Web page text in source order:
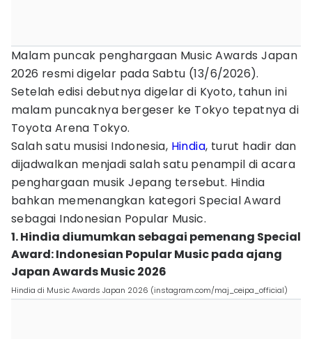
Malam puncak penghargaan Music Awards Japan
2026 resmi digelar pada Sabtu (13/6/2026).
Setelah edisi debutnya digelar di Kyoto, tahun ini
malam puncaknya bergeser ke Tokyo tepatnya di
Toyota Arena Tokyo.
Salah satu musisi Indonesia, Hindia, turut hadir dan
dijadwalkan menjadi salah satu penampil di acara
penghargaan musik Jepang tersebut. Hindia
bahkan memenangkan kategori Special Award
sebagai Indonesian Popular Music.
1. Hindia diumumkan sebagai pemenang Special
Award: Indonesian Popular Music pada ajang
Japan Awards Music 2026
Hindia di Music Awards Japan 2026 (instagram.com/maj_ceipa_official)